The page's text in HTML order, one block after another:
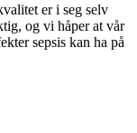
er i seg selv
og vi håper at vår
sepsis kan ha på